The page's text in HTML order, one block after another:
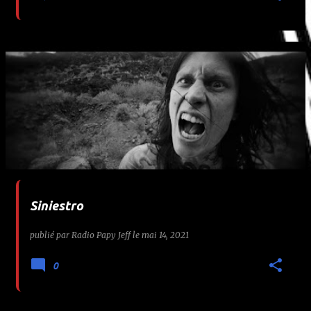
Siniestro
publié par Radio Papy Jeff le mai 14, 2021
0